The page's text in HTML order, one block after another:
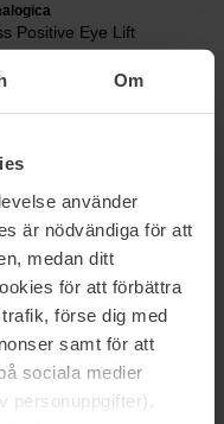
Om
använder
är nödvändiga för att
medan ditt
för att förbättra
förse dig med
samt för att
sociala medier
personuppgifter).
Positive Eye Lift
Peptide Eye Gel
542 kr
Night Repair Eye